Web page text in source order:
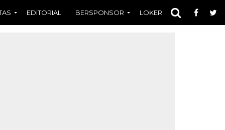
EDITORIAL BERSPONSOR LOKER OPINI